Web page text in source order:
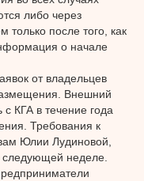
либо через
после того, как
о начале
от владельцев
Внешний
КГА в течение года
Требования к
Юлии Лудиновой,
следующей неделе.